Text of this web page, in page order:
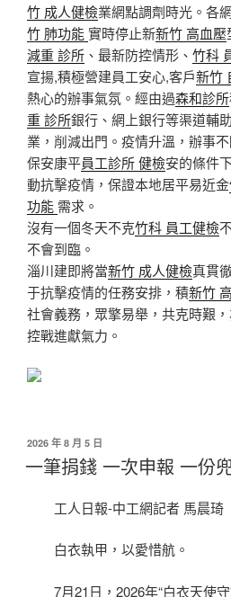
竹 成人健檢業網點調劑時光。各
竹 肺功能 實時停止新新竹 高血壓
減重 診所 、最新防控情形、 竹科
宣揚,積極營建員工安心,客戶新竹
熱心的辦事氣氛。經由過森和診所
重 診所銀行、網上銀行等渠道輔
業，削減出門。疫情升溫，辦事
保安康平員工診所 健檢安的條件
動抗擊疫情，保證本地居平易近金
功能 需求。
沒有一個冬天不克竹科 員工健檢
不會到臨。
淄川建即將當新竹 成人健檢真貫
于抗擊疫情的任務安排，積新竹
社會義務，眾擎易舉，共克時艱
控戰進獻氣力。
發
2026 年 8 月 5 日
一筆捐錢 一次申報 一份
工人日報-中工網記者 馬晨琦
白衣執甲，以愛惜航。
7月21日，2026年“白衣天使